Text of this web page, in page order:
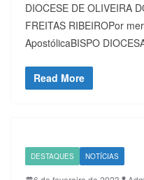
DIOCESE DE OLIVEIRA
FREITAS RIBEIROPor
ApostólicaBISPO
Read More
DESTAQUES NOTÍCIAS